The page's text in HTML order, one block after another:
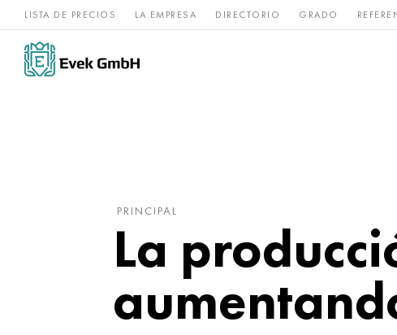
LISTA DE PRECIOS LA EMPRESA DIRECTORIO GRADO
Aleaciones de
níquel
acero
PRINCIPAL
La